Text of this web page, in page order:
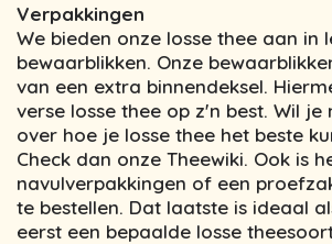
Verpakkingen
We bieden onze losse thee aan in
bewaarblikken. Onze
van een extra binnendeksel.
verse losse thee op z'n best. Wil je
over hoe je losse thee het beste
Check dan onze Theewiki. Ook is
navulverpakkingen of een
te bestellen. Dat laatste is ideaal
eerst een bepaalde losse